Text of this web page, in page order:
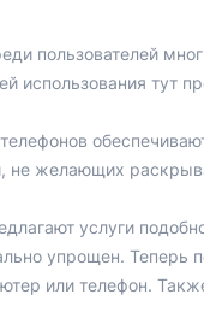
пользователей
использования тут
не желающих
услуги
упрощен. Теперь
или телефон.